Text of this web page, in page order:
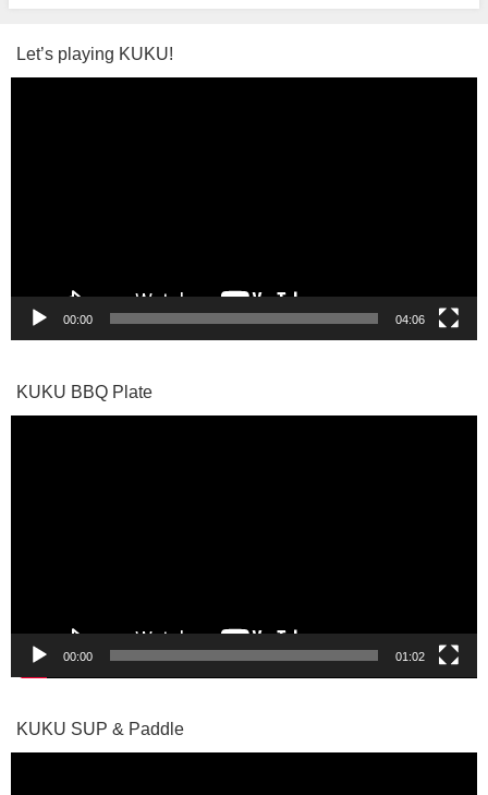
Let’s playing KUKU!
00:00 04:06
KUKU BBQ Plate
00:00 01:02
KUKU SUP & Paddle